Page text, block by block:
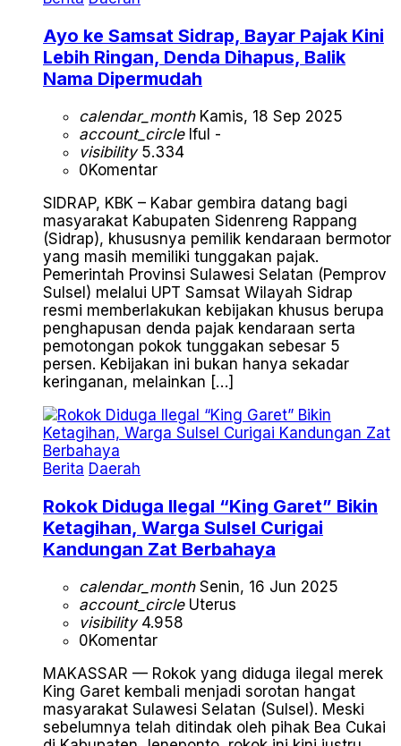
Ayo ke Samsat Sidrap, Bayar Pajak Kini
Lebih Ringan, Denda Dihapus, Balik
Nama Dipermudah
calendar_monthKamis, 18 Sep 2025
account_circleIful -
visibility5.334
0Komentar
SIDRAP, KBK – Kabar gembira datang bagi
masyarakat Kabupaten Sidenreng Rappang
(Sidrap), khususnya pemilik kendaraan bermotor
yang masih memiliki tunggakan pajak.
Pemerintah Provinsi Sulawesi Selatan (Pemprov
Sulsel) melalui UPT Samsat Wilayah Sidrap
resmi memberlakukan kebijakan khusus berupa
penghapusan denda pajak kendaraan serta
pemotongan pokok tunggakan sebesar 5
persen. Kebijakan ini bukan hanya sekadar
keringanan, melainkan […]
Berita Daerah
Rokok Diduga Ilegal “King Garet” Bikin
Ketagihan, Warga Sulsel Curigai
Kandungan Zat Berbahaya
calendar_monthSenin, 16 Jun 2025
account_circleUterus
visibility4.958
0Komentar
MAKASSAR — Rokok yang diduga ilegal merek
King Garet kembali menjadi sorotan hangat
masyarakat Sulawesi Selatan (Sulsel). Meski
sebelumnya telah ditindak oleh pihak Bea Cukai